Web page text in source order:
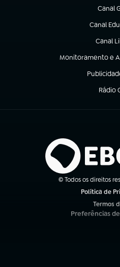
Canal
(abre
Canal
(abre em
Canal
(abre
Monitoramento e
(abre em nova aba)
(abre em
Rádio
(abre
© Todos os direitos
Política de
Termos
(abre em
Preferências